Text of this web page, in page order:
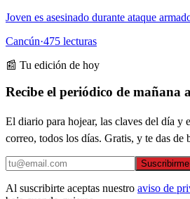
Joven es asesinado durante ataque
Cancún·475 lecturas
📰 Tu edición de hoy
Recibe el periódico de mañana
El diario para hojear, las claves del día
correo, todos los días. Gratis, y te das de
Suscribirme
Al suscribirte aceptas nuestro aviso de